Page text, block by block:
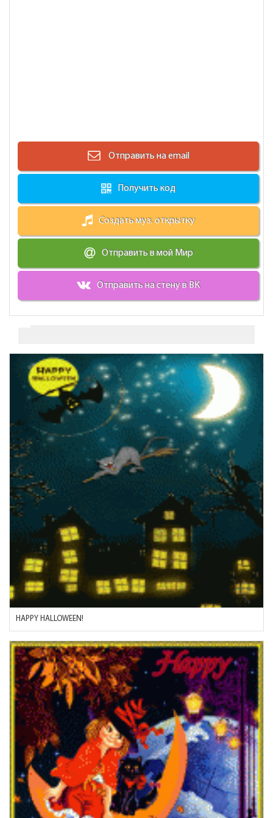
Отправить на email
Получить код
Создать муз. открытку
Отправить в мой Мир
Отправить на стену в ВК
HAPPY HALLOWEEN!